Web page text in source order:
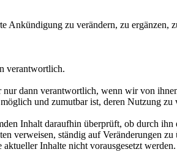
Ankündigung zu verändern, zu ergänzen,
verantwortlich.
dann verantwortlich, wenn wir von
und zumutbar ist, deren Nutzung zu
Inhalt daraufhin überprüft, ob durch ihn
verweisen, ständig auf Veränderungen zu
Inhalte nicht vorausgesetzt werden.